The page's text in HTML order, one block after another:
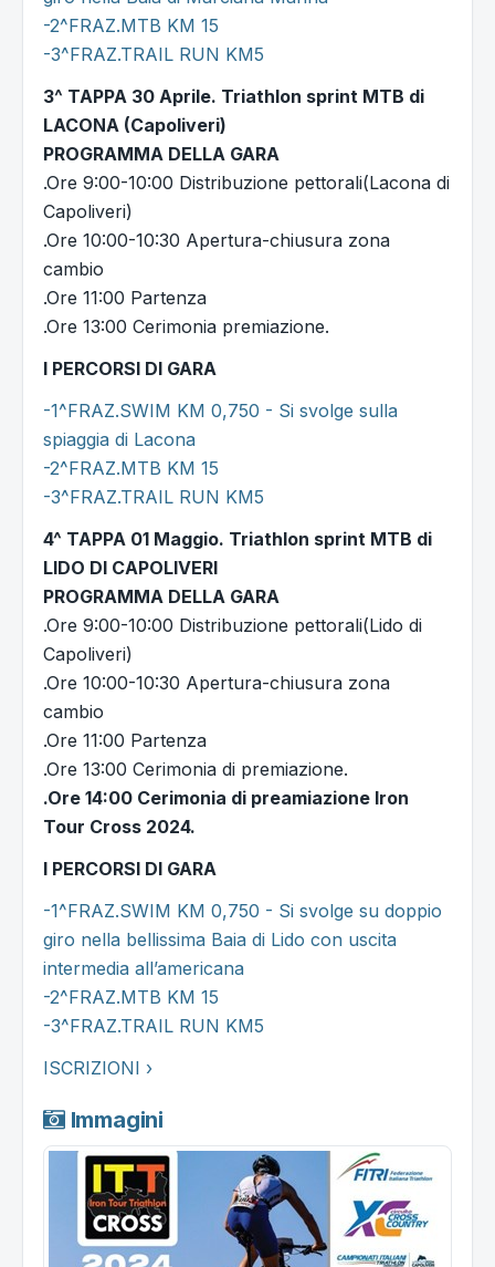
-2^FRAZ.MTB KM 15
-3^FRAZ.TRAIL RUN KM5
3^ TAPPA 30 Aprile.​ Triathlon sprint MTB di
LACONA (Capoliveri)
PROGRAMMA DELLA GARA
.Ore 9:00-10:00 Distribuzione pettorali(Lacona di
Capoliveri)
.Ore 10:00-10:30 Apertura-chiusura zona
cambio
.Ore 11:00 Partenza
.Ore 13:00 Cerimonia premiazione.
I PERCORSI DI GARA
-1^FRAZ.SWIM KM 0,750 - Si svolge sulla
spiaggia di Lacona
-2^FRAZ.MTB KM 15
-3^FRAZ.TRAIL RUN KM5
4^ TAPPA 01 Maggio. ​Triathlon sprint MTB di
LIDO DI CAPOLIVERI
PROGRAMMA DELLA GARA
.Ore 9:00-10:00 Distribuzione pettorali(Lido di
Capoliveri)
.Ore 10:00-10:30 Apertura-chiusura zona
cambio
.Ore 11:00 Partenza
.Ore 13:00 Cerimonia di premiazione.
.Ore 14:00 Cerimonia di preamiazione Iron
Tour Cross 2024.
I PERCORSI DI GARA
-1^FRAZ.SWIM KM 0,750 - Si svolge su doppio
giro nella bellissima Baia di Lido con uscita
intermedia all’americana
-2^FRAZ.MTB KM 15
-3^FRAZ.TRAIL RUN KM5
ISCRIZIONI ›
Immagini